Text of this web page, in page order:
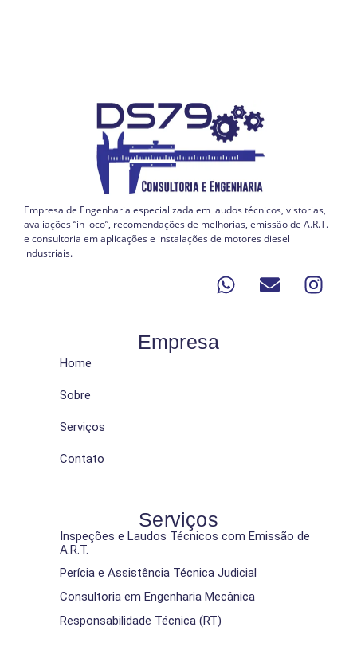
Empresa de Engenharia especializada em laudos técnicos, vistorias,
avaliações “in loco”, recomendações de melhorias, emissão de A.R.T.
e consultoria em aplicações e instalações de motores diesel
industriais.
Empresa
Home
Sobre
Serviços
Contato
Serviços
Inspeções e Laudos Técnicos com Emissão de
A.R.T.
Perícia e Assistência Técnica Judicial
Consultoria em Engenharia Mecânica
Responsabilidade Técnica (RT)